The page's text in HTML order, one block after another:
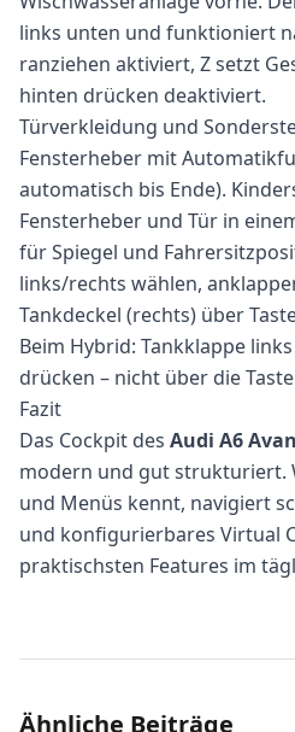
links unten und funktioniert
ranziehen aktiviert, Z setzt
hinten drücken deaktiviert.
Türverkleidung und
Fensterheber mit
automatisch bis Ende).
Fensterheber und Tür in
für Spiegel und
links/rechts wählen,
Tankdeckel (rechts) über
Beim Hybrid: Tankklappe
drücken – nicht über die
Fazit
Das Cockpit des Audi A6
modern und gut strukturiert.
und Menüs kennt, navigiert
und konfigurierbares Virtual
praktischsten Features im
Ähnliche Beiträge